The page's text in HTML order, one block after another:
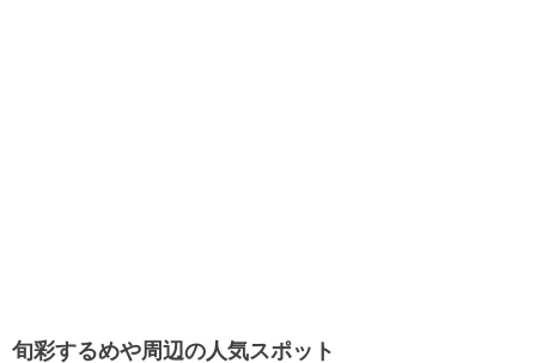
旬彩するめや周辺の人気スポット